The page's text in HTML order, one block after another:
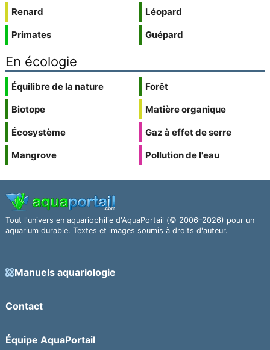
Renard
Primates
Léopard
Guépard
En écologie
Équilibre de la nature
Biotope
Écosystème
Mangrove
Forêt
Matière organique
Gaz à effet de serre
Pollution de l'eau
Tout l'univers en aquariophilie d'AquaPortail (© 2006–2026) pour un
aquarium durable. Textes et images soumis à droits d'auteur.
Manuels aquariologie
Contact
Équipe AquaPortail